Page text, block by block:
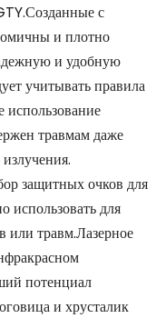
с
и плотно
и удобную
учитывать правила
использование
травмам даже
защитных очков для
использовать для
или травм.Лазерное
потенциал
и хрусталик